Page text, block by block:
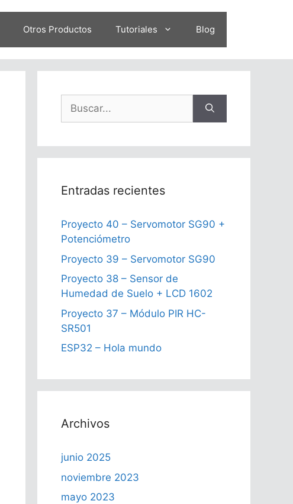
Otros Productos Tutoriales Blog
Buscar:
Entradas recientes
Proyecto 40 – Servomotor SG90 +
Potenciómetro
Proyecto 39 – Servomotor SG90
Proyecto 38 – Sensor de
Humedad de Suelo + LCD 1602
Proyecto 37 – Módulo PIR HC-
SR501
ESP32 – Hola mundo
Archivos
junio 2025
noviembre 2023
mayo 2023